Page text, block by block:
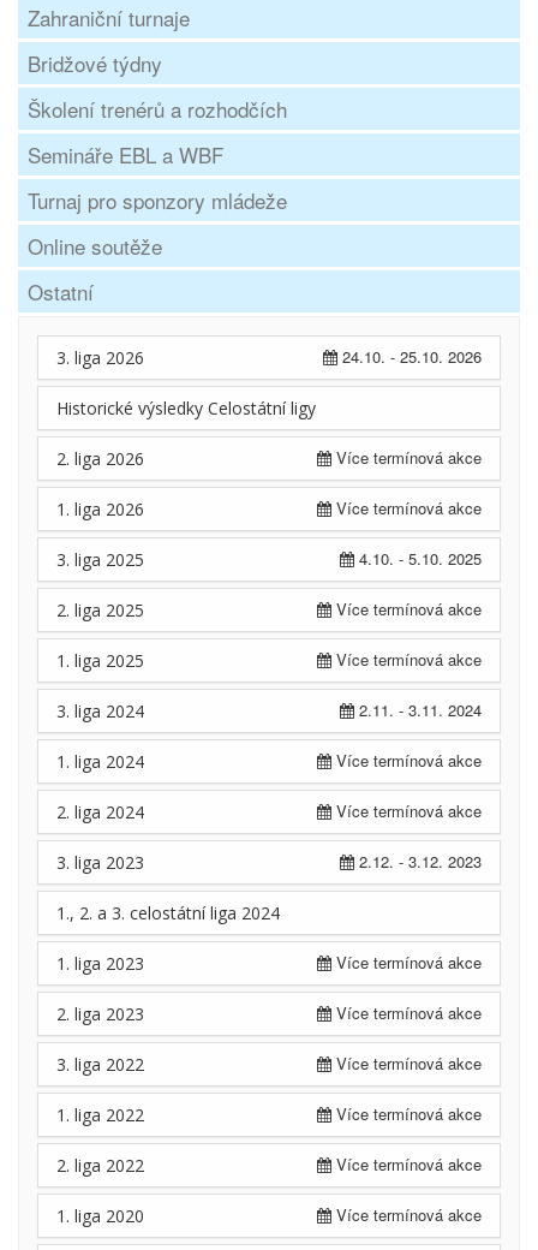
Zahraniční turnaje
Bridžové týdny
Školení trenérů a rozhodčích
Semináře EBL a WBF
Turnaj pro sponzory mládeže
Online soutěže
Ostatní
24.10. - 25.10. 2026
3. liga 2026
Historické výsledky Celostátní ligy
Více termínová akce
2. liga 2026
Více termínová akce
1. liga 2026
4.10. - 5.10. 2025
3. liga 2025
Více termínová akce
2. liga 2025
Více termínová akce
1. liga 2025
2.11. - 3.11. 2024
3. liga 2024
Více termínová akce
1. liga 2024
Více termínová akce
2. liga 2024
2.12. - 3.12. 2023
3. liga 2023
1., 2. a 3. celostátní liga 2024
Více termínová akce
1. liga 2023
Více termínová akce
2. liga 2023
Více termínová akce
3. liga 2022
Více termínová akce
1. liga 2022
Více termínová akce
2. liga 2022
Více termínová akce
1. liga 2020